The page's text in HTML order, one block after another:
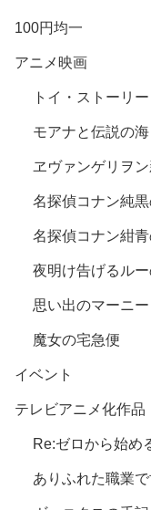
100円均一
アニメ映画
トイ・ストーリー
モアナと伝説の海
ヱヴァンゲリヲ
名探偵コナン純
名探偵コナン紺青
夜明け告げるル
思い出のマーニー
魔女の宅急便
イベント
テレビアニメ化作品
Re:ゼロから始め
ありふれた職業